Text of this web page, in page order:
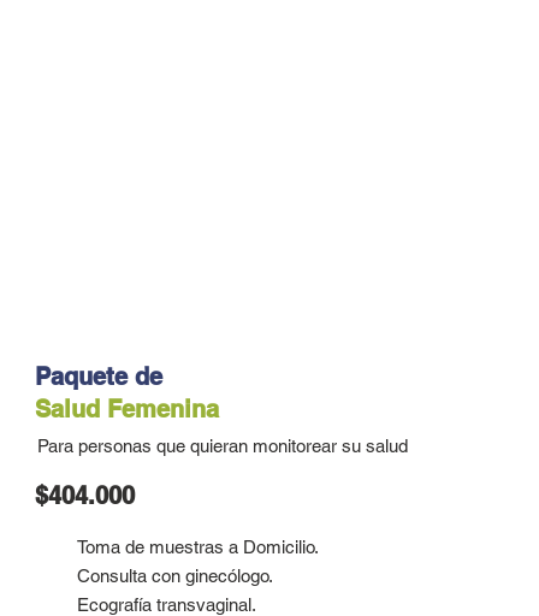
Paquete de
Salud Femenina
Para personas que quieran monitorear su salud
$404.000
Toma de muestras a Domicilio.
Consulta con ginecólogo.
Ecografía transvaginal.